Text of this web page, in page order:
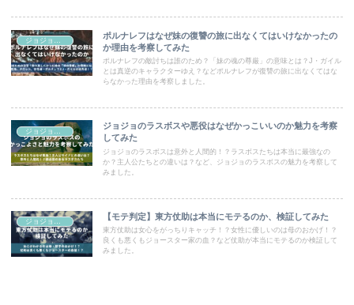
ジョジョコラム
ポルナレフはなぜ妹の復讐の旅に出なくてはいけなかったの
か理由を考察してみた
ポルナレフの敵討ちは誰のため？「妹の魂の尊厳」の意味とは？J・ガイル
とは真逆のキャラクターゆえ？などポルナレフが復讐の旅に出なくてはな
らなかった理由を考察しました。
ジョジョのラスボスや悪役はなぜかっこいいのか魅力を考察
してみた
ジョジョのラスボスは意外と人間的！？ラスボスたちは本当に最強なの
か？主人公たちとの違いは？など、ジョジョのラスボスの魅力を考察して
みました。
ジョジョコラム
【モテ判定】東方仗助は本当にモテるのか、検証してみた
東方仗助は女心をがっちりキャッチ！？女性に優しいのは母のおかげ！？
良くも悪くもジョースター家の血？など仗助が本当にモテるのか検証して
みました。